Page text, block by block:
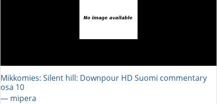
Mikkomies: Silent hill: Downpour HD Suomi commentary
osa 10
― mipera